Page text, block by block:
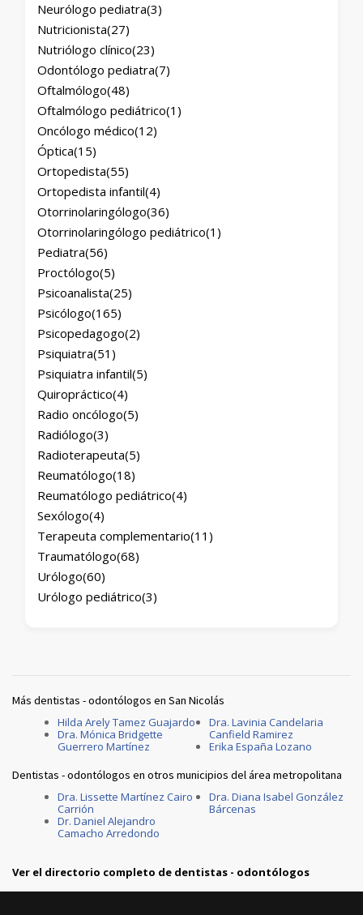
Neurólogo pediatra(3)
Nutricionista(27)
Nutriólogo clínico(23)
Odontólogo pediatra(7)
Oftalmólogo(48)
Oftalmólogo pediátrico(1)
Oncólogo médico(12)
Óptica(15)
Ortopedista(55)
Ortopedista infantil(4)
Otorrinolaringólogo(36)
Otorrinolaringólogo pediátrico(1)
Pediatra(56)
Proctólogo(5)
Psicoanalista(25)
Psicólogo(165)
Psicopedagogo(2)
Psiquiatra(51)
Psiquiatra infantil(5)
Quiropráctico(4)
Radio oncólogo(5)
Radiólogo(3)
Radioterapeuta(5)
Reumatólogo(18)
Reumatólogo pediátrico(4)
Sexólogo(4)
Terapeuta complementario(11)
Traumatólogo(68)
Urólogo(60)
Urólogo pediátrico(3)
Más dentistas - odontólogos en San Nicolás
Hilda Arely Tamez Guajardo
Dra. Mónica Bridgette
Guerrero Martínez
Dra. Lavinia Candelaria
Canfield Ramirez
Erika España Lozano
Dentistas - odontólogos en otros municipios del área metropolitana
Dra. Lissette Martínez Cairo
Carrión
Dr. Daniel Alejandro
Camacho Arredondo
Dra. Diana Isabel González
Bárcenas
Ver el directorio completo de dentistas - odontólogos